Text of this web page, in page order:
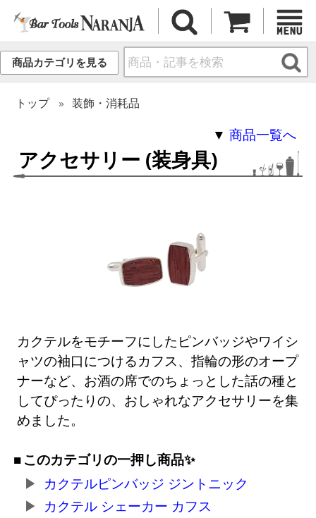
商品カテゴリを見る
トップ 装飾・消耗品
アクセサリー (装身具)
▼商品一覧へ
カクテルをモチーフにしたピンバッジやワイシ
ャツの袖口につけるカフス、指輪の形のオープ
ナーなど、お酒の席でのちょっとした話の種と
してぴったりの、おしゃれなアクセサリーを集
めました。
このカテゴリの一押し商品✨
カクテルピンバッジ ジントニック
カクテル シェーカー カフス